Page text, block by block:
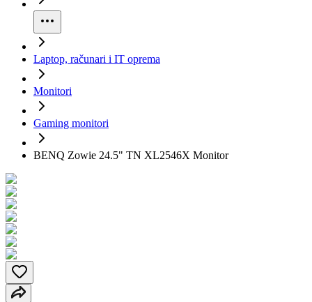
Laptop, računari i IT oprema
Monitori
Gaming monitori
BENQ Zowie 24.5" TN XL2546X Monitor